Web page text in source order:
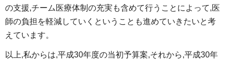
の支援,チーム医療体制の充実も含めて行うことによって,医
師の負担を軽減していくということも進めていきたいと考
えています。
以上,私からは,平成30年度の当初予算案,それから,平成30年